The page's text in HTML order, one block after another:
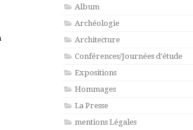
Album
Archéologie
Architecture
Conférences/Journées d'étude
Expositions
Hommages
La Presse
mentions Légales